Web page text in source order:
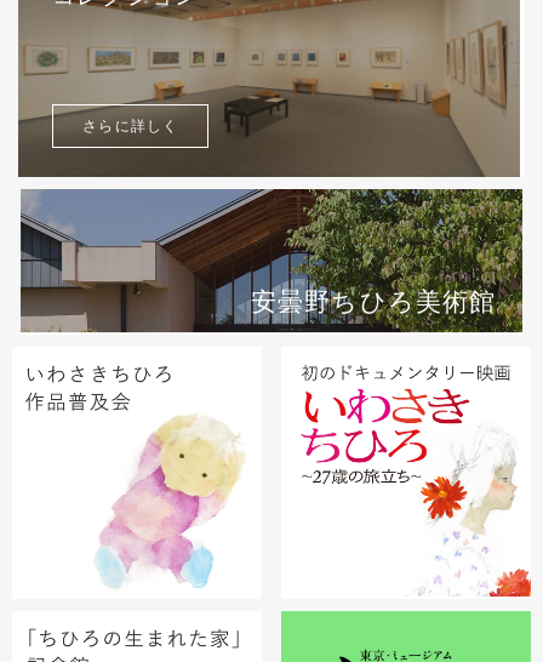
さらに詳しく
安曇野ちひろ美術館